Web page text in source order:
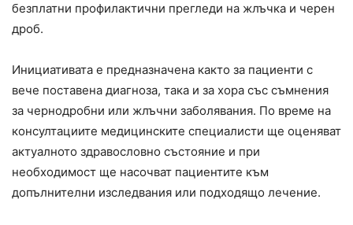
безплатни профилактични прегледи на жлъчка и черен
дроб.
Инициативата е предназначена както за пациенти с
вече поставена диагноза, така и за хора със съмнения
за чернодробни или жлъчни заболявания. По време на
консултациите медицинските специалисти ще оценяват
актуалното здравословно състояние и при
необходимост ще насочват пациентите към
допълнителни изследвания или подходящо лечение.